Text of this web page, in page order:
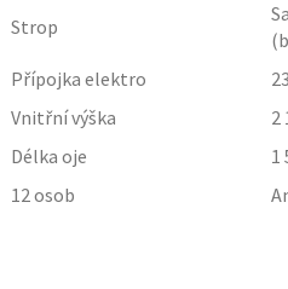
Strop
Přípojka elektro
Vnitřní výška
2
Délka oje
1
12 osob